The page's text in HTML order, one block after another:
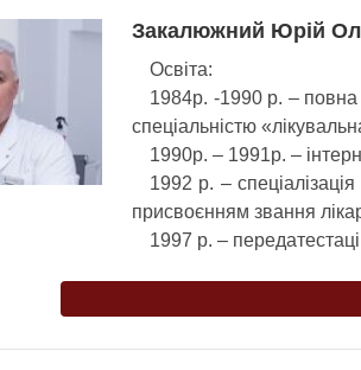
Закалюжний Юрій
Освіта:
1984р. -1990 р. – повна
спеціальністю
1990р. – 1991р. –
1992 р. –
присвоєнням звання
1997 р. –